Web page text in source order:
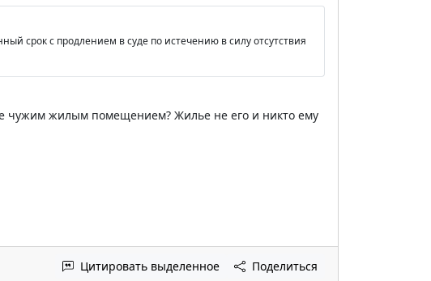
срок с продлением в суде по истечению в силу отсутствия
чужим жилым помещением? Жилье не его и никто ему
Цитировать выделенное Поделиться